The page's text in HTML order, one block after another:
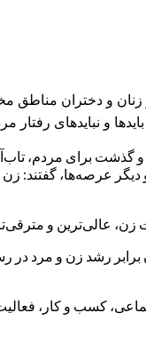
صبح امروز 12 آذر ماه
و نبایدهای
گذشت برای مردم،
عرصه‌ها، گفتند: زن
زن، عالی‌ترین و
برابر رشد زن و مرد
کسب و کار،